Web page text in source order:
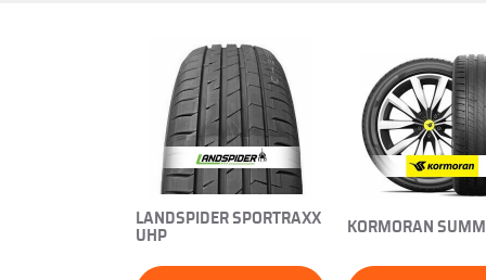
LANDSPIDER SPORTRAXX
UHP
KORMORAN